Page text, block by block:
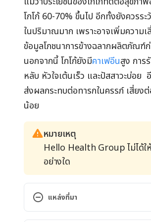
โกโก้ 60-70% ขึ้นไป อีกทั้งยังควรร
ในปริมาณมาก เพราะอาจเพิ่มความเ
ข้อมูลโภชนาการข้างฉลากผลิตภัณฑ์
นอกจากนี้ โกโก้ยังมีคาเฟอีนสูง การ
หลับ หัวใจเต้นเร็ว และปัสสาวะบ่อย
ส่งผลกระทบต่อทารกในครรภ์ เสี่ย
น้อย
หมายเหตุ
Hello Health Group ไม่ได้ใ
อย่างใด
แหล่งที่มา
Cocoa – Uses, Side Effects, and